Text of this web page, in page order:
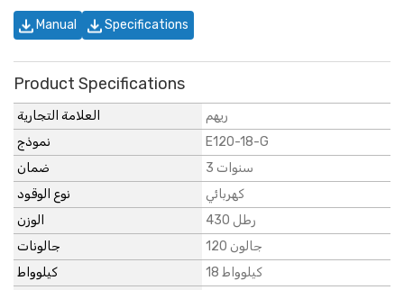
Manual Specifications
Product Specifications
العلامة التجارية
ريهم
نموذج
E120-18-G
ضمان
3 سنوات
نوع الوقود
كهربائي
الوزن
430 رطل
جالونات
120 جالون
كيلوواط
18 كيلوواط